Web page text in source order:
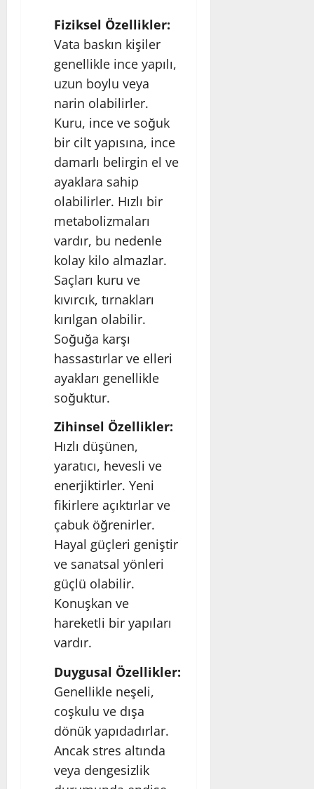
Fiziksel Özellikler:
Vata baskın kişiler
genellikle ince yapılı,
uzun boylu veya
narin olabilirler.
Kuru, ince ve soğuk
bir cilt yapısına, ince
damarlı belirgin el ve
ayaklara sahip
olabilirler. Hızlı bir
metabolizmaları
vardır, bu nedenle
kolay kilo almazlar.
Saçları kuru ve
kıvırcık, tırnakları
kırılgan olabilir.
Soğuğa karşı
hassastırlar ve elleri
ayakları genellikle
soğuktur.
Zihinsel Özellikler:
Hızlı düşünen,
yaratıcı, hevesli ve
enerjiktirler. Yeni
fikirlere açıktırlar ve
çabuk öğrenirler.
Hayal güçleri geniştir
ve sanatsal yönleri
güçlü olabilir.
Konuşkan ve
hareketli bir yapıları
vardır.
Duygusal Özellikler:
Genellikle neşeli,
coşkulu ve dışa
dönük yapıdadırlar.
Ancak stres altında
veya dengesizlik